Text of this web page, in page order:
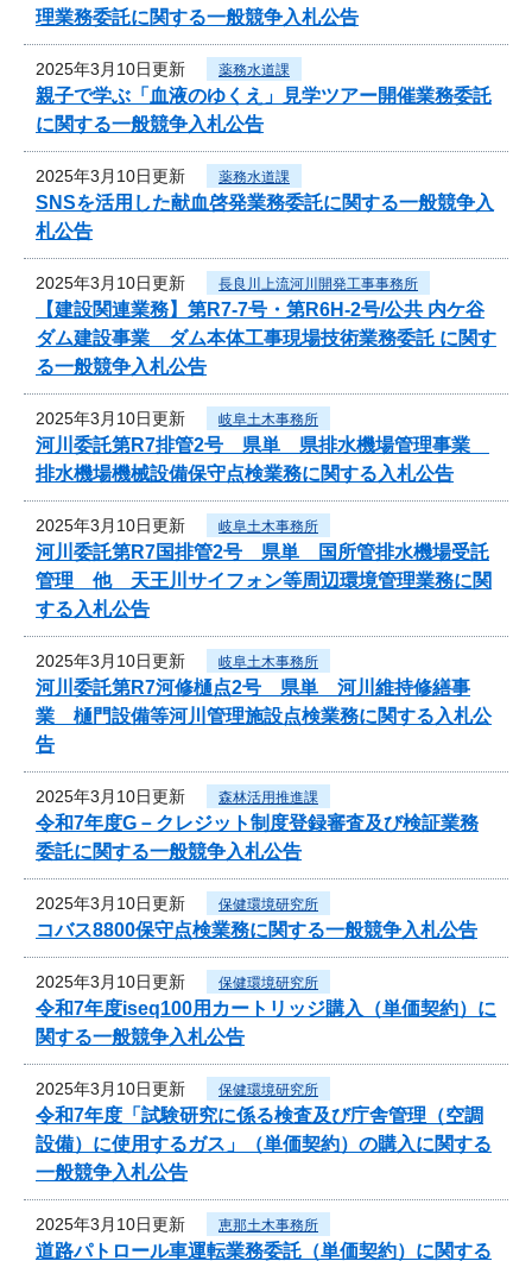
理業務委託に関する一般競争入札公告
2025年3月10日更新 薬務水道課
親子で学ぶ「血液のゆくえ」見学ツアー開催業務委託
に関する一般競争入札公告
2025年3月10日更新 薬務水道課
SNSを活用した献血啓発業務委託に関する一般競争入
札公告
2025年3月10日更新 長良川上流河川開発工事事務所
【建設関連業務】第R7-7号・第R6H-2号/公共 内ケ谷
ダム建設事業 ダム本体工事現場技術業務委託 に関す
る一般競争入札公告
2025年3月10日更新 岐阜土木事務所
河川委託第R7排管2号 県単 県排水機場管理事業
排水機場機械設備保守点検業務に関する入札公告
2025年3月10日更新 岐阜土木事務所
河川委託第R7国排管2号 県単 国所管排水機場受託
管理 他 天王川サイフォン等周辺環境管理業務に関
する入札公告
2025年3月10日更新 岐阜土木事務所
河川委託第R7河修樋点2号 県単 河川維持修繕事
業 樋門設備等河川管理施設点検業務に関する入札公
告
2025年3月10日更新 森林活用推進課
令和7年度G－クレジット制度登録審査及び検証業務
委託に関する一般競争入札公告
2025年3月10日更新 保健環境研究所
コバス8800保守点検業務に関する一般競争入札公告
2025年3月10日更新 保健環境研究所
令和7年度iseq100用カートリッジ購入（単価契約）に
関する一般競争入札公告
2025年3月10日更新 保健環境研究所
令和7年度「試験研究に係る検査及び庁舎管理（空調
設備）に使用するガス」（単価契約）の購入に関する
一般競争入札公告
2025年3月10日更新 恵那土木事務所
道路パトロール車運転業務委託（単価契約）に関する